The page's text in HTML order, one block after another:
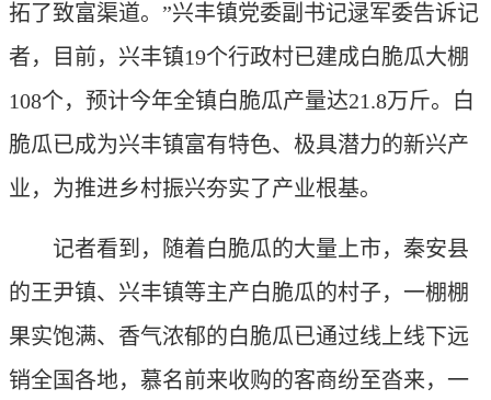
拓了致富渠道。”兴丰镇党委副书记逯军委告诉记
者，目前，兴丰镇19个行政村已建成白脆瓜大棚
108个，预计今年全镇白脆瓜产量达21.8万斤。白
脆瓜已成为兴丰镇富有特色、极具潜力的新兴产
业，为推进乡村振兴夯实了产业根基。
记者看到，随着白脆瓜的大量上市，秦安县
的王尹镇、兴丰镇等主产白脆瓜的村子，一棚棚
果实饱满、香气浓郁的白脆瓜已通过线上线下远
销全国各地，慕名前来收购的客商纷至沓来，一